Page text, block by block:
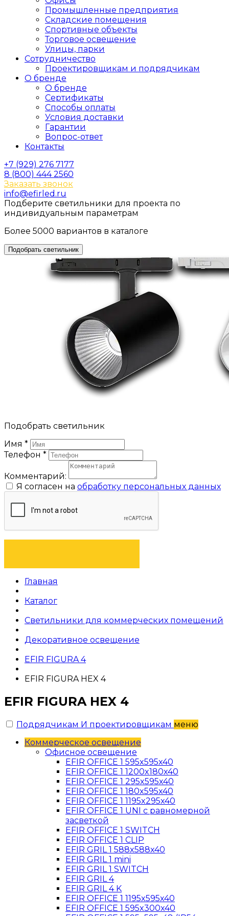
Промышленные предприятия
Складские помещения
Спортивные объекты
Торговое освещение
Улицы, парки
Сотрудничество
Проектировщикам и подрядчикам
О бренде
О бренде
Сертификаты
Способы оплаты
Условия доставки
Гарантии
Вопрос-ответ
Контакты
+7 (929) 276 7177
8 (800) 444 2560
Заказать звонок
info@efirled.ru
Подберите светильники для проекта по
индивидуальным параметрам
Более 5000 вариантов в каталоге
Подобрать светильник
Подобрать светильник
Имя *
Телефон *
Комментарий:
Я согласен на обработку персональных данных
Главная
Каталог
Светильники для коммерческих помещений
Декоративное освещение
EFIR FIGURA 4
EFIR FIGURA HEX 4
EFIR FIGURA HEX 4
Подрядчикам И проектировщикам меню
Коммерческое освещение
Офисное освещение
EFIR OFFICE 1 595x595x40
EFIR OFFICE 1 1200x180x40
EFIR OFFICE 1 295x595x40
EFIR OFFICE 1 180x595x40
EFIR OFFICE 1 1195x295x40
EFIR OFFICE 1 UNI c равномерной
засветкой
EFIR OFFICE 1 SWITCH
EFIR OFFICE 1 CLIP
EFIR GRIL 1 588x588x40
EFIR GRIL 1 mini
EFIR GRIL 1 SWITCH
EFIR GRIL 4
EFIR GRIL 4 K
EFIR OFFICE 1 1195x595x40
EFIR OFFICE 1 595x300x40